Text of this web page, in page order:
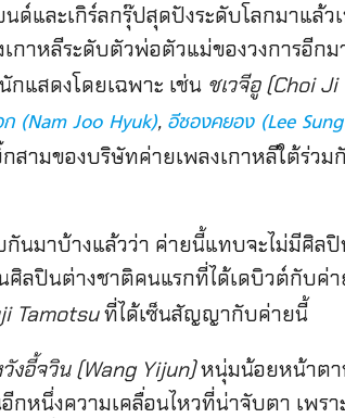
และเกิร์ลกรุ๊ปสุดปังระดับโลกมาแล้ว
กาหลีระดับตัวพ่อตัวแม่ของวงการอีก
แสดงโดยเฉพาะ เช่น ชเวจีอู (Choi Ji
(Nam Joo Hyuk), อีซองคยอง (Lee
สามของบริษัทค่ายเพลงเกาหลีใต้ร่วม
นมาบ้างแล้วว่า ค่ายนี้แทบจะไม่มีศิลปิ
ลปินต่างชาติคนแรกที่ได้เดบิวต์กับค่า
Tamotsuที่ได้เซ็นสัญญากับค่ายนี้
งอี้จวิน (Wang Yijun)หนุ่มน้อยหน้าตา
หนึ่งความเคลื่อนไหวที่น่าจับตา เพรา